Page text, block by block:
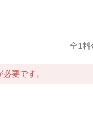
全1料
要です。